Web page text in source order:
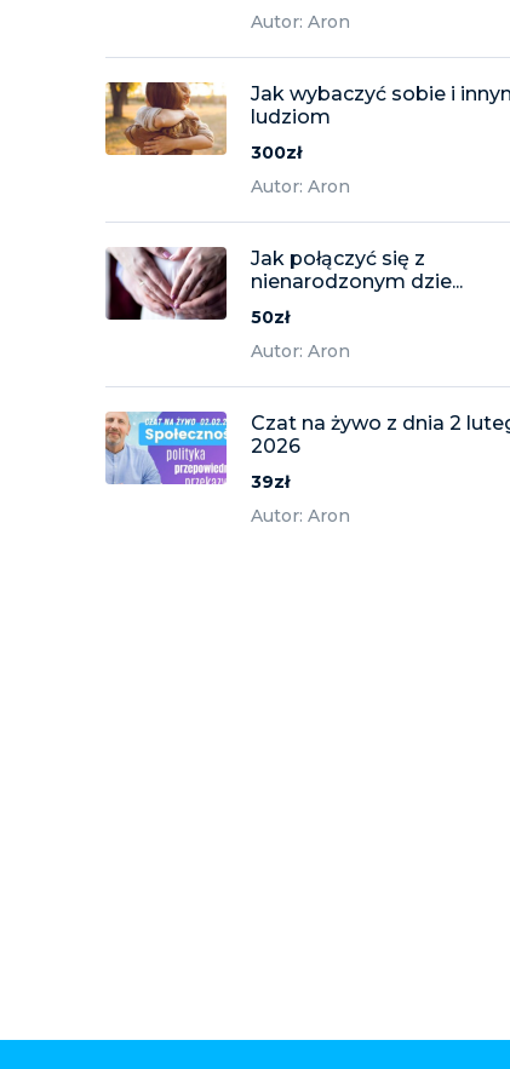
Autor: Aron
Jak wybaczyć sobie i
ludziom
300zł
Autor: Aron
Jak połączyć się z
nienarodzonym dzie...
50zł
Autor: Aron
Czat na żywo z dnia 2
2026
39zł
Autor: Aron